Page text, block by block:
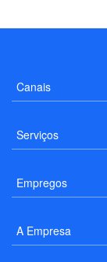
Canais
Serviços
Empregos
A Empresa